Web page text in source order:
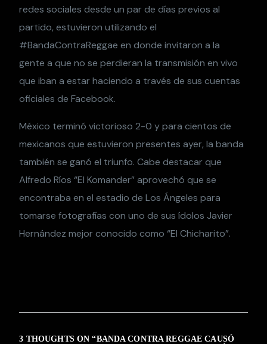
redes sociales desde un par de días previos al
partido, estuvieron utilizando el
#BandaContraReggae en donde invitaron a la
gente a que no se perdieran la transmisión en vivo
que iban a estar haciendo a través de sus cuentas
oficiales de Facebook.
México terminó victorioso 2-0 y para cientos de
mexicanos que estuvieron presentes ayer, la banda
también se ganó el triunfo. Cabe destacar que
Alfredo Ríos “El Komander” aprovechó que se
encontraba en el estadio de Los Ángeles para
tomarse fotografías con uno de sus ídolos Javier
Hernández mejor conocido como “El Chicharito”.
3 THOUGHTS ON “BANDA CONTRA REGGAE CAUSÓ